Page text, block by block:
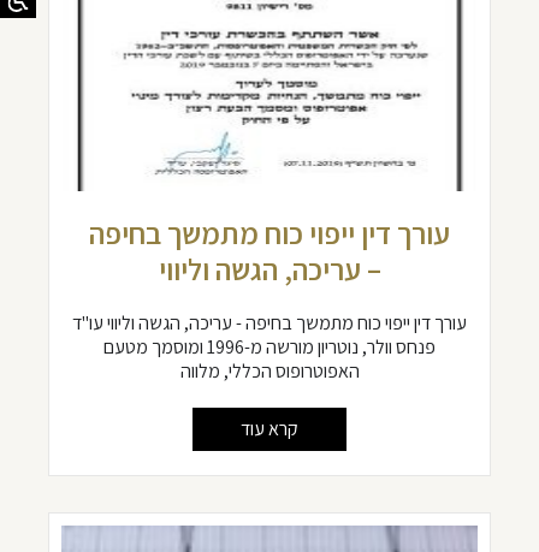
עורך דין ייפוי כוח מתמשך בחיפה
– עריכה, הגשה וליווי
עורך דין ייפוי כוח מתמשך בחיפה - עריכה, הגשה וליווי עו"ד
פנחס וולר, נוטריון מורשה מ-1996 ומוסמך מטעם
האפוטרופוס הכללי, מלווה
קרא עוד